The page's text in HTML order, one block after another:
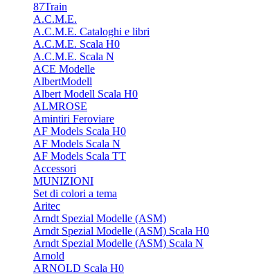
87Train
A.C.M.E.
A.C.M.E. Cataloghi e libri
A.C.M.E. Scala H0
A.C.M.E. Scala N
ACE Modelle
AlbertModell
Albert Modell Scala H0
ALMROSE
Amintiri Feroviare
AF Models Scala H0
AF Models Scala N
AF Models Scala TT
Accessori
MUNIZIONI
Set di colori a tema
Aritec
Arndt Spezial Modelle (ASM)
Arndt Spezial Modelle (ASM) Scala H0
Arndt Spezial Modelle (ASM) Scala N
Arnold
ARNOLD Scala H0